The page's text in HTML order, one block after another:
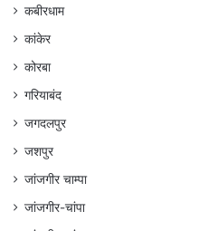
कबीरधाम
कांकेर
कोरबा
गरियाबंद
जगदलपुर
जशपुर
जांजगीर चाम्पा
जांजगीर-चांपा